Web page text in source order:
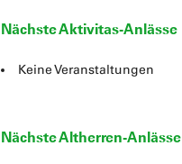
Nächste Aktivitas-Anlässe
Keine Veranstaltungen
Nächste Altherren-Anlässe